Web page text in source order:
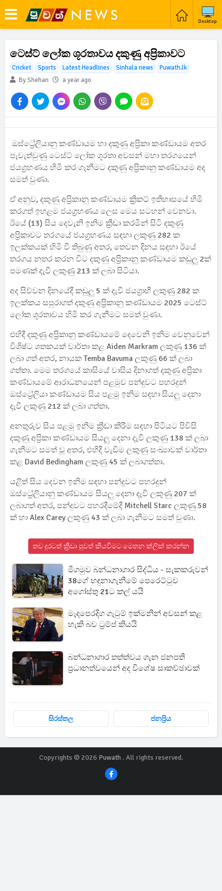
Desktop
ටෙස්ට් ලෝක ශූරතාව​ය දකුණු අප්‍රිකාව​ට
Cricket Sports Latest Headlines Sinhala news
Puwath.lk
By Shehan
a year ago
ඔස්ට්‍රේලියානු කණ්ඩායම හා දකුණු අප්‍රිකා කණ්ඩායම අතර
පැවැත්වුණු ටෙස්ට් ලෝක ශූරතා අවසන් මහා තරගයෙන්
ජයග්‍රහණය හිමි කර ගැනීමට දකුණු අප්‍රිකානු කණ්ඩායම අද
සමත් වුණා.
ඒ අනුව, දකුණු අප්‍රිකානු කණ්ඩාය​ම ක්‍රිකට් ඉතිහාසයේ හිමි
කරගත් ඉහළම ජයග්‍රහණය ලෙස මෙය සටහන් වෙනවා.
ඊයේ (13) සිය දෙවැනි ඉනිම ක්‍රීඩා කරමින් සිටි දකුණු
අප්‍රිකාවට තරගයේ ජයග්‍රහණය සඳහා ලකුණු 282 ක
ඉලක්කයක් හිමි වී තිබුණු අතර, තෙවන දිනය සඳහා ඊයේ
තරගය නතර කරන විට දකුණු අප්‍රිකානු කණ්ඩායම කඩුලු 2ක්
පමණක් දැවී ලකුණු 213 ක් ලබා සිටියා.
අද සිව්වන දිනයේදී කඩුලු 5 ක් දැවී ජයග්‍රාහී ලකුණු 282 ක
ඉලක්කය සපුරාගත් දකුණු අප්‍රිකානු කණ්ඩායම 2025 ටෙස්ට්
ලෝක ශූරතාවය හිමි කර ගැනීමට සමත් වුණා.
එහිදී දකුණු අප්‍රිකානු කණ්ඩායමේ දෙවෙනි ඉනිම වෙනුවෙන්
විශිෂ්ට ශතකයක් වාර්තා කළ Aiden Markram ලකුණු 136 ක්
ලබා ගත් අතර, නායක Temba Bavuma ලකුණු 66 ක් ලබා
ගත්තා. මෙම තරගයේ කාසියේ වාසිය දිනාගත් දකුණු අප්‍රිකා
කණ්ඩායමේ ආරාධනයෙන් පළමුව පන්දුවට පහරදුන්
ඔස්ට්‍රේලියා කණ්ඩායම සිය පළමු ඉනිම සඳහා සියලු දෙනා
දැවී ලකුණු 212 ක් ලබා ගත්තා‍.
අනතුරුව සිය පළමු ඉනිම ක්‍රීඩා කිරීම සඳහා පිටියට පිවිසි
දකුණු අප්‍රිකා කණ්ඩායම සියලු දෙනා දැවී ලකුණු 138 ක් ලබා
ගැනීමට සමත් වූ අතර, එහිදී වැඩිම ලකුණු සංඛ්‍යාවක් වාර්තා
කළ David Bedingham ලකුණු 45 ක් ලබාගත්තා.
යළිත් සිය දෙවන ඉනිම සඳහා පන්දුවට පහරදුන්
ඔස්ට්‍රේලියානු කණ්ඩායම සියලු දෙනා දැවී ලකුණු 207 ක්
ලබාගත් අතර, පන්දුවට පහරදීමේදී Mitchell Starc ලකුණු 58
ක් හා Alex Carey ලකුණු 43 ක් ලබා ගැනීමට සමත් වුණා.
තව දුරටත් ක්‍රීඩා පුවත් කියවීමට මෙතන ක්ලික් කරන්න
මීගමුව බන්ධනාගාර සිද්ධිය - සැකකරුවන්
38ගේ හඳුනාගැනීමේ පෙරෙට්ටුව
අගෝස්තු 21ට කල් යයි
මැදපෙරදිග ගැටුම් ඉක්මනින් අවසන් කළ
හැකි බව ට්‍රම්ප් කියයි
බන්ධනාගාර තත්ත්වය ගැන ජනපති
ප්‍රධානත්වයෙන් අද විශේෂ සාකච්ඡාවක්
සිරස්තල ජනප්‍රිය
Copyrights © 2026 Puwath. All rights reserved.